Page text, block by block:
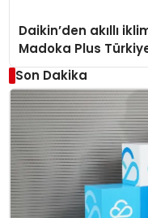
Daikin’den akıllı
Madoka Plus
Son Dakika